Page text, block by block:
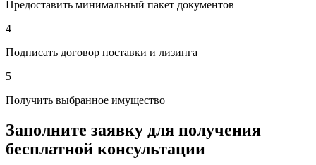
Предоставить минимальный пакет документов
4
Подписать договор поставки и лизинга
5
Получить выбранное имущество
Заполните заявку для получения
бесплатной консультации